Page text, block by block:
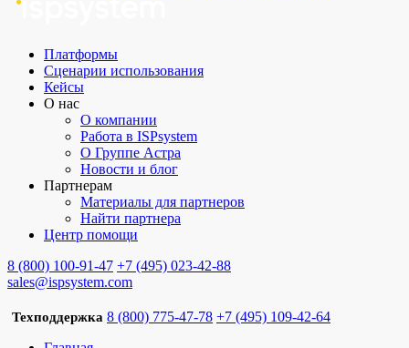
Платформы
Сценарии использования
Кейсы
О нас
О компании
Работа в ISPsystem
О Группе Астра
Новости и блог
Партнерам
Материалы для партнеров
Найти партнера
Центр помощи
8 (800) 100-91-47 +7 (495) 023-42-88
sales@ispsystem.com
Техподдержка 8 (800) 775-47-78 +7 (495) 109-42-64